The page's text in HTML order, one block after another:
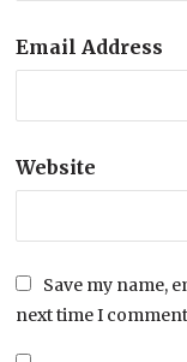
Email Address
Website
Save my name,
next time I